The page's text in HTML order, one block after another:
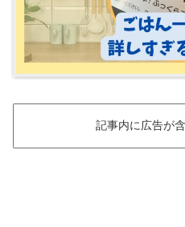
記事内に広告が